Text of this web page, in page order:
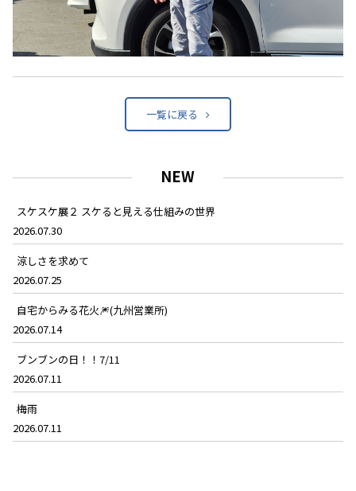
一覧に戻る
NEW
スケスケ展２ スケると見える仕組みの世界
2026.07.30
涼しさを求めて
2026.07.25
自宅からみる花火🎆(九州営業所)
2026.07.14
ブンブンの日！！7/11
2026.07.11
梅雨
2026.07.11